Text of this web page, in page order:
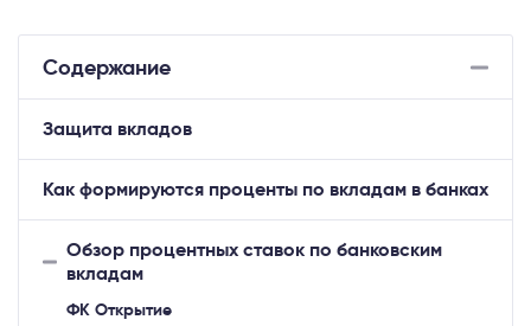
Содержание
Защита вкладов
Как формируются проценты по вкладам в банках
Обзор процентных ставок по банковским
вкладам
ФК Открытие